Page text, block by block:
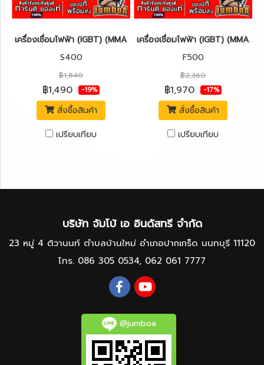
เครื่องเชื่อมไฟฟ้า (IGBT) (MMA) VALU S400
S400
฿1,840
฿1,490 -19%
สั่งซื้อสินค้า
เปรียบเทียบ
เครื่องเชื่อมไฟฟ้า (IGBT) (MMA)
F500
฿2,360
฿1,970 -17%
สั่งซื้อสินค้า
เปรียบเทียบ
บริษัท จัมโบ้ เอ อินดัสทรี จำกัด
23 หมู่ 4 ติวานนท์ ตำบลบ้านใหม่ อำเภอปากเกร็ด นนทบุรี 11120
โทร. 086 305 0534, 062 061 7777
@jumboa